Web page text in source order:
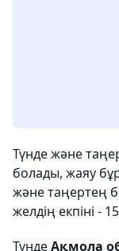
Түнде және
болады, жаяу
және таңертең
желдің екпіні -
ТүндеАқмола